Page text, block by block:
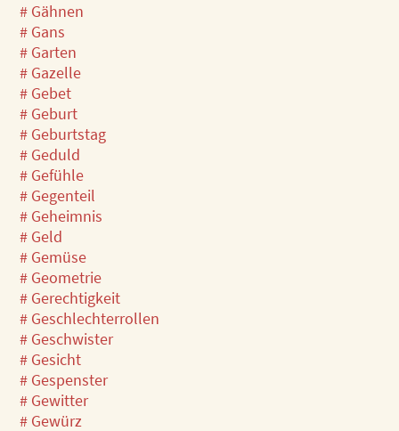
# Gähnen
# Gans
# Garten
# Gazelle
# Gebet
# Geburt
# Geburtstag
# Geduld
# Gefühle
# Gegenteil
# Geheimnis
# Geld
# Gemüse
# Geometrie
# Gerechtigkeit
# Geschlechterrollen
# Geschwister
# Gesicht
# Gespenster
# Gewitter
# Gewürz